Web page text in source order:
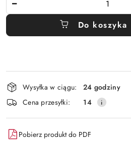
Do koszyka
Wyślij
Dostępność
i
dostawa
Wysyłka w ciągu:
24 godziny
Cena przesyłki:
14
Pobierz produkt do PDF